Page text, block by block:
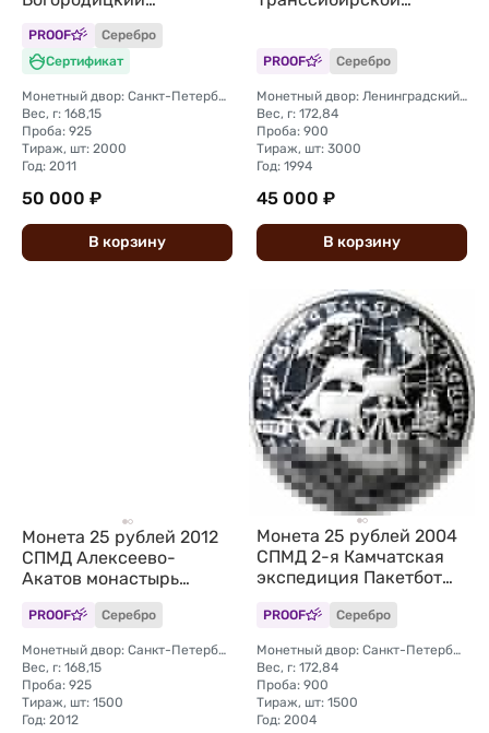
монастырь
PROOF
Серебро
Сертификат
Монетный двор: Санкт-Петербургский (СПМД)
Вес, г: 168,15
Проба: 925
Тираж, шт: 2000
Год: 2011
50 000 ₽
В корзину
PROOF Серебро
Монетный двор: Ленинградский (ЛМД)
Вес, г: 172,84
Проба: 900
Тираж, шт: 3000
Год: 1994
45 000 ₽
В корзину
Монета 25 рублей 2012
СПМД Алексеево-
Акатов монастырь
Воронеж
PROOF Серебро
Монетный двор: Санкт-Петербургский (СПМД)
Вес, г: 168,15
Проба: 925
Тираж, шт: 1500
Год: 2012
Монета 25 рублей 2004
СПМД 2-я Камчатская
экспедиция Пакетбот
Св. Петр, Павел
PROOF Серебро
Монетный двор: Санкт-Петербургский (СПМД)
Вес, г: 172,84
Проба: 900
Тираж, шт: 1500
Год: 2004